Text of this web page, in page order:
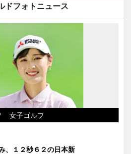
ドフォトニュース
女子ゴルフ
、１２秒６２の日本新